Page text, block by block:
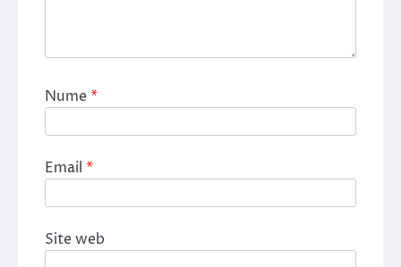
Nume*
Email *
Site web